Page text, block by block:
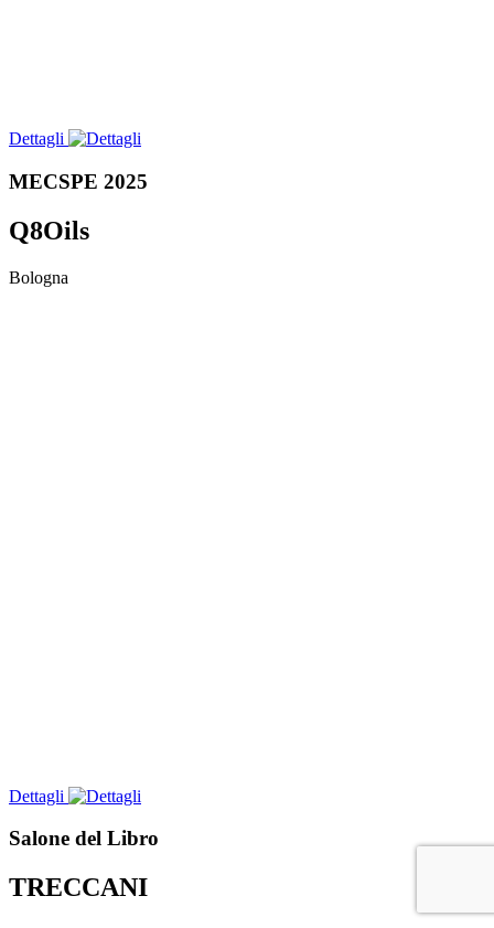
Dettagli
MECSPE 2025
Q8Oils
Bologna
Dettagli
Salone del Libro
TRECCANI